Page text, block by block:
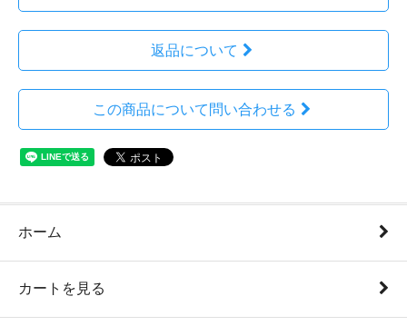
返品について
この商品について問い合わせる
ホーム
カートを見る